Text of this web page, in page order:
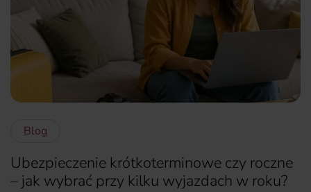
Blog
Ubezpieczenie krótkoterminowe czy roczne
– jak wybrać przy kilku wyjazdach w roku?